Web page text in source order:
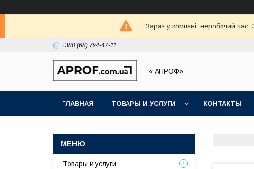
Зараз у компанії неробочий
+380 (68) 794-47-11
« АПРОФ»
ГЛАВНАЯ ТОВАРЫ И УСЛУГИ КОНТАКТЫ
Товары и услуги